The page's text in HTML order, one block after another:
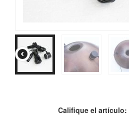
Califique el artículo: